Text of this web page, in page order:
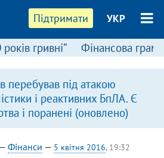
Підтримати УКР
років гривні” Фінансова
перебував під атакою
і реактивних БпЛА. Є
і поранені (оновлено)
Фінанси — 5 квітня 2016, 19:32